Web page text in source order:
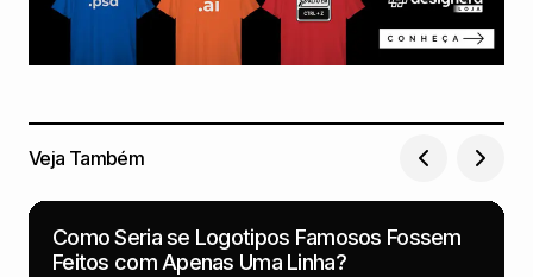
Veja Também
Como Seria se Logotipos Famosos Fossem
Feitos com Apenas Uma Linha?